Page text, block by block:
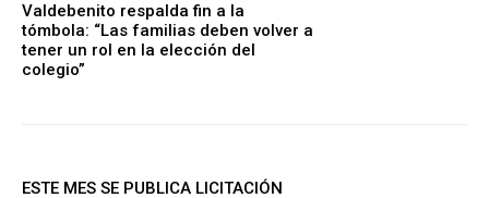
Valdebenito respalda fin a la
tómbola: “Las familias deben volver a
tener un rol en la elección del
colegio”
ESTE MES SE PUBLICA LICITACIÓN